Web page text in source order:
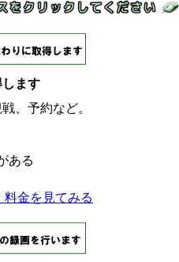
ます
、予約など。
ある
金を見てみる